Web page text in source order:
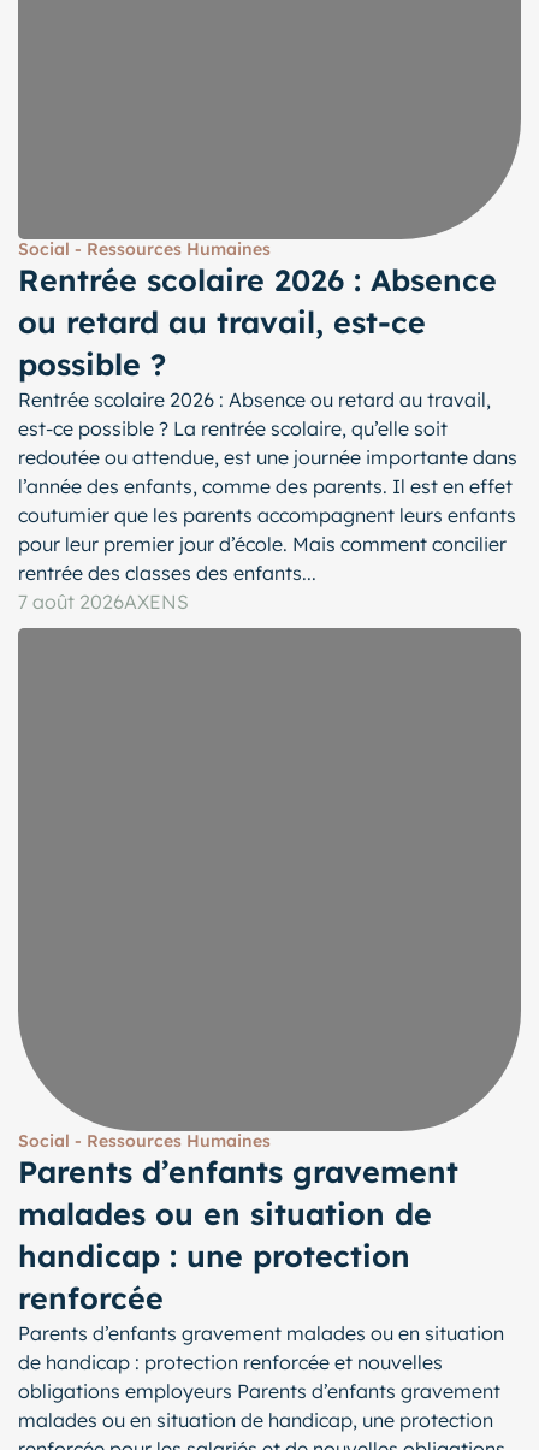
Social - Ressources Humaines
Rentrée scolaire 2026 : Absence
ou retard au travail, est-ce
possible ?
Rentrée scolaire 2026 : Absence ou retard au travail,
est-ce possible ? La rentrée scolaire, qu’elle soit
redoutée ou attendue, est une journée importante dans
l’année des enfants, comme des parents. Il est en effet
coutumier que les parents accompagnent leurs enfants
pour leur premier jour d’école. Mais comment concilier
rentrée des classes des enfants...
7 août 2026AXENS
Social - Ressources Humaines
Parents d’enfants gravement
malades ou en situation de
handicap : une protection
renforcée
Parents d’enfants gravement malades ou en situation
de handicap : protection renforcée et nouvelles
obligations employeurs Parents d’enfants gravement
malades ou en situation de handicap, une protection